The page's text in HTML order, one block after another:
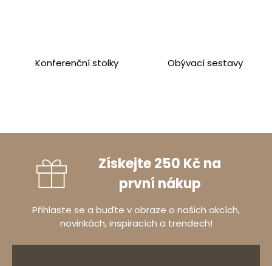
Konferenční stolky Obývací sestavy
Získejte 250 Kč na
první nákup
Přihlaste se a buďte v obraze o našich akcích,
novinkách, inspiracích a trendech!